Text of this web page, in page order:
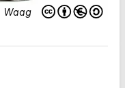
Waag